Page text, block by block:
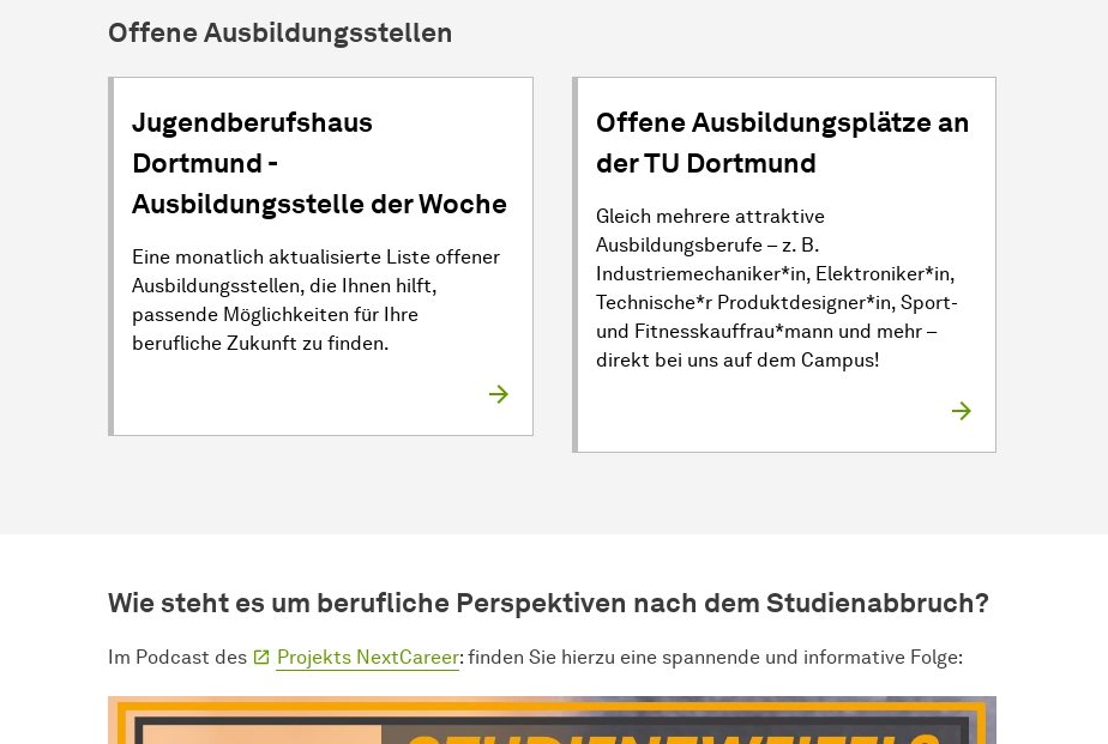
Offene Ausbildungsstellen
Jugendberufshaus
Dortmund -
Ausbildungsstelle der Woche
Eine monatlich aktualisierte Liste offener
Ausbildungsstellen, die Ihnen hilft,
passende Möglichkeiten für Ihre
berufliche Zukunft zu finden.
Offene Ausbildungsplätze an
der TU Dortmund
Gleich mehrere attraktive
Ausbildungsberufe – z. B.
Industriemechaniker*in, Elektroniker*in,
Technische*r Produktdesigner*in, Sport-
und Fitnesskauffrau*mann und mehr –
direkt bei uns auf dem Campus!
Wie steht es um berufliche Perspektiven nach dem Studienabbruch?
Im Podcast des Projekts NextCareer: finden Sie hierzu eine spannende und informative Folge: